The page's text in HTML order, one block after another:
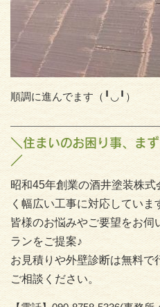
順調に進んでます（╹◡╹）
＼住まいのお困り事、ま
／
昭和45年創業の酒井塗装株
く幅広い工事に対応していま
皆様のお悩みやご要望をお
ランをご提案♪
お見積りや外壁診断は無料で
ご相談ください。